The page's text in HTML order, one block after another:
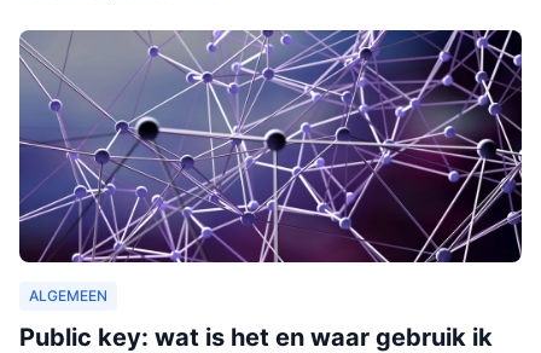
ALGEMEEN
Public key: wat is het en waar gebruik ik